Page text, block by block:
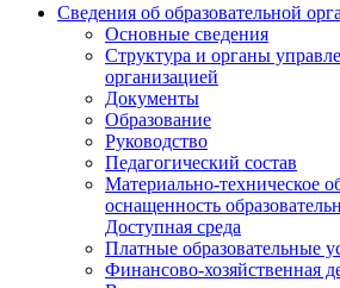
Сведения об образовательной
Основные сведения
Структура и органы
организацией
Документы
Образование
Руководство
Педагогический состав
Материально-техническое
оснащенность
Доступная среда
Платные образовательные
Финансово-хозяйственная